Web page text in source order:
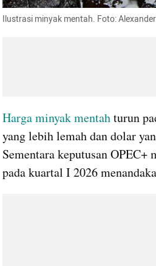
Ilustrasi minyak mentah. Foto:
Hargaminyak mentah turun
yang lebih lemah dan dolar
Sementara keputusan
pada kuartal I 2026